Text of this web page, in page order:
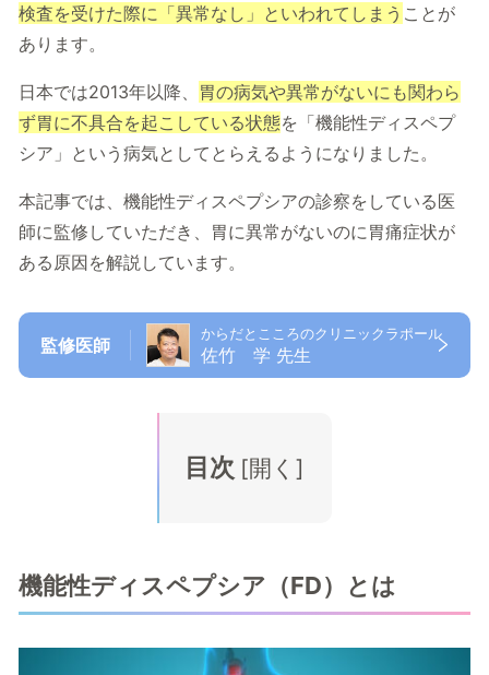
検査を受けた際に「異常なし」といわれてしまう ことが
あります。
日本では2013年以降、 胃の病気や異常がないにも関わら
ず胃に不具合を起こしている状態を「機能性ディスペプ
シア」という病気としてとらえるようになりました。
本記事では、機能性ディスペプシアの診察をしている医
師に監修していただき、胃に異常がないのに胃痛症状が
ある原因を解説しています。
監修医師
からだとこころのクリニックラポール
佐竹 学 先生
目次 [開く ]
機能性ディスペプシア（FD）とは